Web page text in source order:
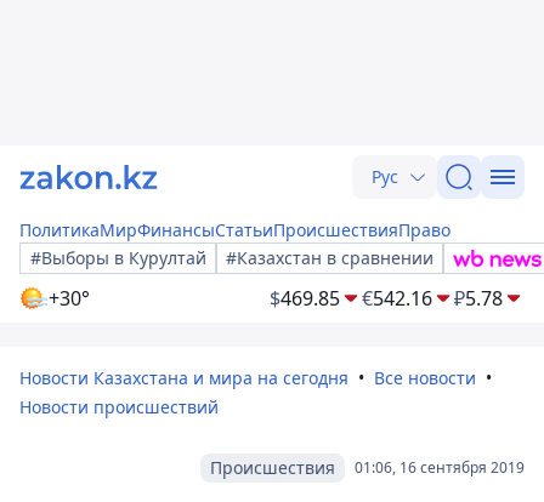
Рус
ПолитикаМирФинансыСтатьиПроисшествияПраво
#Выборы в Курултай
#Казахстан в сравнении
+30° $469.85 €542.16 ₽5.78
Новости Казахстана и мира на сегодня
Все новости
Новости происшествий
01:06, 16 сентября 2019
Происшествия